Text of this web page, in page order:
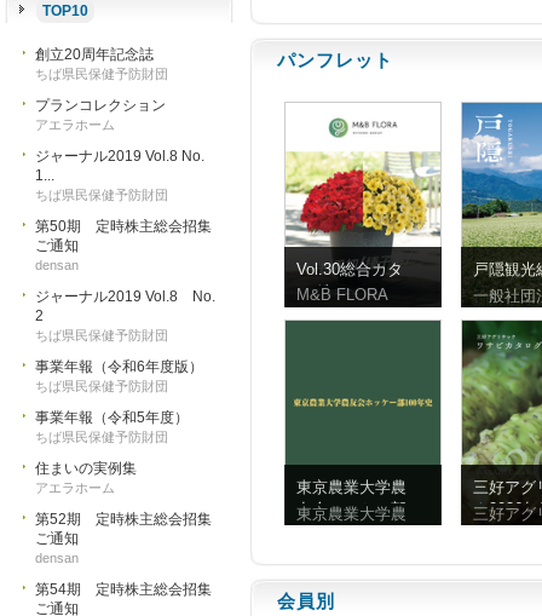
TOP10
創立20周年記念誌
ちば県民保健予防財団
プランコレクション
アエラホーム
ジャーナル2019 Vol.8 No.
1...
ちば県民保健予防財団
第50期 定時株主総会招集
ご通知
densan
ジャーナル2019 Vol.8 No.
2
ちば県民保健予防財団
事業年報（令和6年度版）
ちば県民保健予防財団
事業年報（令和5年度）
ちば県民保健予防財団
住まいの実例集
アエラホーム
第52期 定時株主総会招集
ご通知
densan
第54期 定時株主総会招集
ご通知
パンフレット
Vol.30総合カタ
ログ
M&B FLORA
戸隠観光
ンフレッ
体字）
一般社団
東京農業大学農
友会ホッケー部
100年史
東京農業大学農
三好アグ
ク2026
ビ
三好アグ
会員別